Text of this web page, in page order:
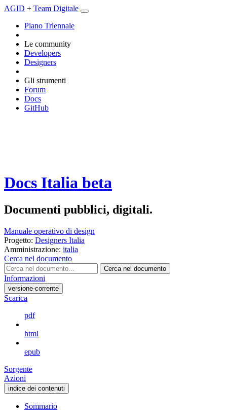
AGID + Team Digitale
Piano Triennale
Le community
Developers
Designers
Gli strumenti
Forum
Docs
GitHub
Docs Italia beta
Documenti pubblici, digitali.
Manuale operativo di design
Progetto: Designers Italia
Amministrazione: italia
Cerca nel documento
Cerca nel documento
Informazioni
versione-corrente
Scarica
pdf
html
epub
Sorgente
Azioni
indice dei contenuti
Sommario